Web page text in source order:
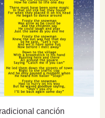
canción